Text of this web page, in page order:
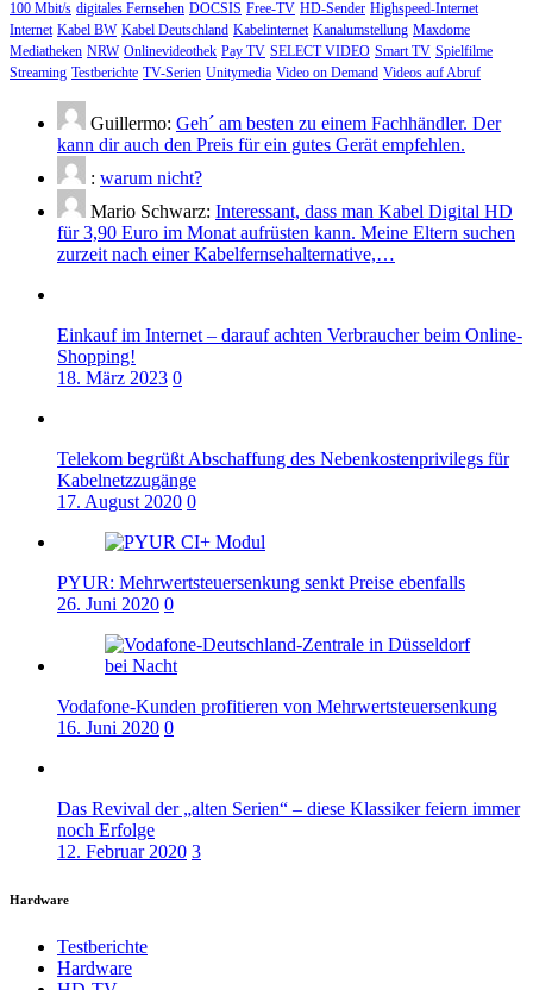
100 Mbit/s digitales Fernsehen DOCSIS Free-TV HD-Sender Highspeed-Internet
Internet Kabel BW Kabel Deutschland Kabelinternet Kanalumstellung Maxdome
Mediatheken NRW Onlinevideothek Pay TV SELECT VIDEO Smart TV Spielfilme
Streaming Testberichte TV-Serien Unitymedia Video on Demand Videos auf Abruf
Guillermo: Geh´ am besten zu einem Fachhändler. Der
kann dir auch den Preis für ein gutes Gerät empfehlen.
: warum nicht?
Mario Schwarz: Interessant, dass man Kabel Digital HD
für 3,90 Euro im Monat aufrüsten kann. Meine Eltern suchen
zurzeit nach einer Kabelfernsehalternative,…
Einkauf im Internet – darauf achten Verbraucher beim Online-
Shopping!
18. März 2023 0
Telekom begrüßt Abschaffung des Nebenkostenprivilegs für
Kabelnetzzugänge
17. August 2020 0
PYUR: Mehrwertsteuersenkung senkt Preise ebenfalls
26. Juni 2020 0
Vodafone-Kunden profitieren von Mehrwertsteuersenkung
16. Juni 2020 0
Das Revival der „alten Serien“ – diese Klassiker feiern immer
noch Erfolge
12. Februar 2020 3
Hardware
Testberichte
Hardware